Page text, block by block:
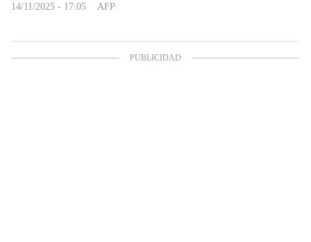
14/11/2025 - 17:05 AFP